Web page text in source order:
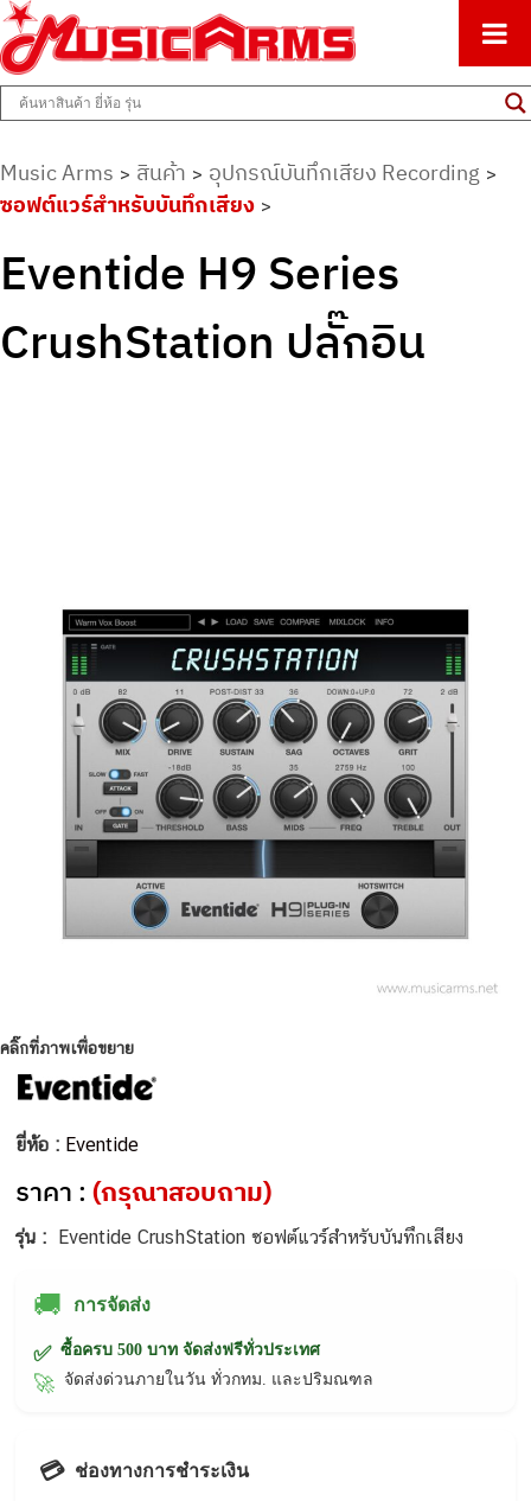
Music Arms
ศูนย์รวมครื่องดนตรีทุกชนิด ตั้งแต่เริ่มต้นถึงมืออาชีพ
Music Arms > สินค้า > อุปกรณ์บันทึกเสียง Recording >
ซอฟต์แวร์สำหรับบันทึกเสียง >
Eventide H9 Series
CrushStation ปลั๊กอิน
คลิ๊กที่ภาพเพื่อขยาย
ยี่ห้อ : Eventide
ราคา :(กรุณาสอบถาม)
รุ่น : Eventide CrushStation ซอฟต์แวร์สำหรับบันทึกเสียง
🚚 การจัดส่ง
✅ ซื้อครบ 500 บาท จัดส่งฟรีทั่วประเทศ
🚀 จัดส่งด่วนภายในวัน ทั่วกทม. และปริมณฑล
💳 ช่องทางการชำระเงิน